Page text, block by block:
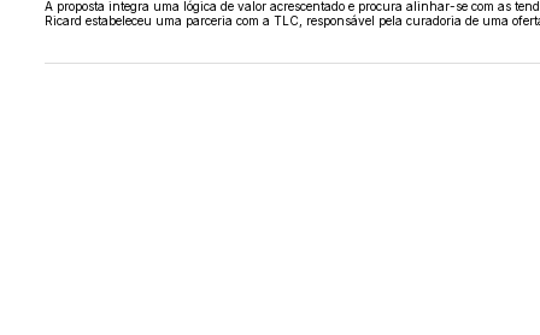
A proposta integra uma lógica de valor acrescentado e procura alinhar-se com as
Ricard estabeleceu uma parceria com a TLC, responsável pela curadoria de uma